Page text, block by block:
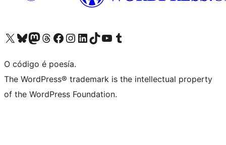
Visita la cuenta de X (anteriormente Twitter)
Visita a nosa conta de Bluesky
Visita a nosa conta de Mastodon
Visita a nosa conta de Threads
Visita a nosa páxina de Facebook
Visita a nosa conta de Instagram
Visita a nosa conta de LinkedIn
Visita a nosa conta de TikTok
Visita a nosa canle de YouTube
Visita a nosa conta de Tumblr
O código é poesía.
The WordPress® trademark is the intellectual property
of the WordPress Foundation.